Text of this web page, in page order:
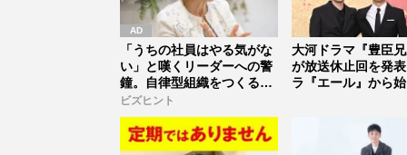
「うちの社員はやる気がな
い」と嘆くリーダーへの警
鐘。自律型組織をつくる前
に外せな...
ビズヒント
大河ドラマ『豊臣
が放送休止回を発
ラ『エール』から